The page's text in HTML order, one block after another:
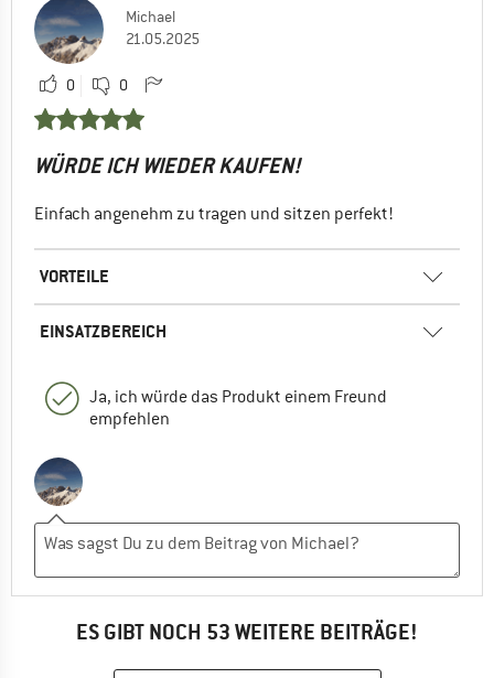
Michael
21.05.2025
0 0
WÜRDE ICH WIEDER KAUFEN!
Einfach angenehm zu tragen und sitzen perfekt!
VORTEILE
EINSATZBEREICH
Ja, ich würde das Produkt einem Freund
empfehlen
ES GIBT NOCH 53 WEITERE BEITRÄGE!